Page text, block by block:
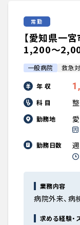
常勤
【愛知県一
1,200〜
一般病院 救急
年 収
科 目
勤務地
勤務日数
業務内容
病院外来、病
求める経験・